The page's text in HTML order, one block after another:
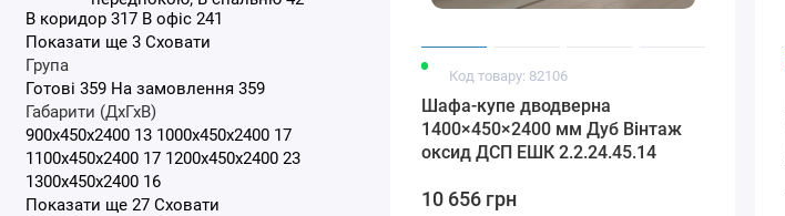
В коридор 317 В офіс 241
Показати ще 3 Сховати
Група
Готові 359 На замовлення 359
Габарити (ДхГхВ)
900x450x2400 13 1000x450x2400 17
1100x450x2400 17 1200x450x2400 23
1300x450x2400 16
Показати ще 27 Сховати
Код товару: 82106
Шафа-купе дводверна
1400×450×2400 мм Дуб Вінтаж
оксид ДСП EШК 2.2.24.45.14
10 656 грн